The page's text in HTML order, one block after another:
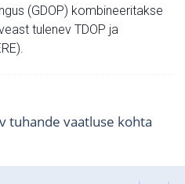
(GDOP) kombineeritakse
tulenev TDOP ja
tuhande vaatluse kohta